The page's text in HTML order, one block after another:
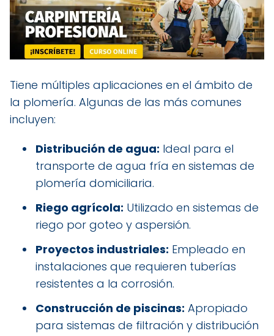
Tiene múltiples aplicaciones en el ámbito de
la plomería. Algunas de las más comunes
incluyen:
Distribución de agua: Ideal para el
transporte de agua fría en sistemas de
plomería domiciliaria.
Riego agrícola: Utilizado en sistemas de
riego por goteo y aspersión.
Proyectos industriales: Empleado en
instalaciones que requieren tuberías
resistentes a la corrosión.
Construcción de piscinas: Apropiado
para sistemas de filtración y distribución